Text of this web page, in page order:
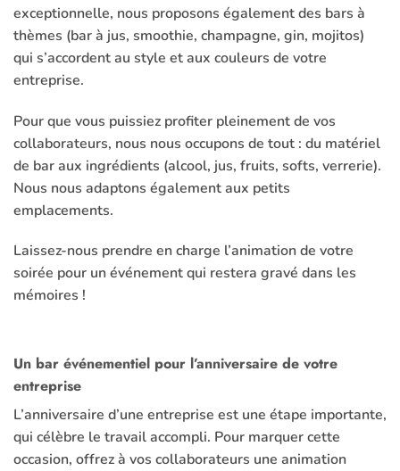
exceptionnelle, nous proposons également des bars à
thèmes (bar à jus, smoothie, champagne, gin, mojitos)
qui s’accordent au style et aux couleurs de votre
entreprise.
Pour que vous puissiez profiter pleinement de vos
collaborateurs, nous nous occupons de tout : du matériel
de bar aux ingrédients (alcool, jus, fruits, softs, verrerie).
Nous nous adaptons également aux petits
emplacements.
Laissez-nous prendre en charge l’animation de votre
soirée pour un événement qui restera gravé dans les
mémoires !
Un bar événementiel pour l’anniversaire de votre
entreprise
L’anniversaire d’une entreprise est une étape importante,
qui célèbre le travail accompli. Pour marquer cette
occasion, offrez à vos collaborateurs une animation